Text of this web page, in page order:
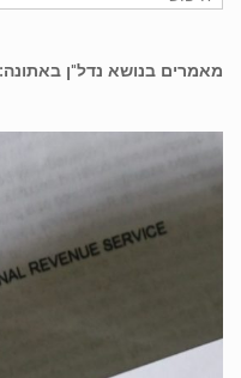
מאמרים בנושא נדל"ן באתונה: